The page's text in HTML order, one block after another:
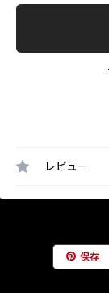
レビュー
保存